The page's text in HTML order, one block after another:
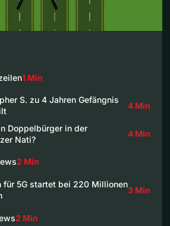
1 Min
S. zu 4 Jahren Gefängnis
4 Min
Doppelbürger in der
Nati?
4 Min
2 Min
für 5G startet bei 220 Millionen
3 Min
2 Min